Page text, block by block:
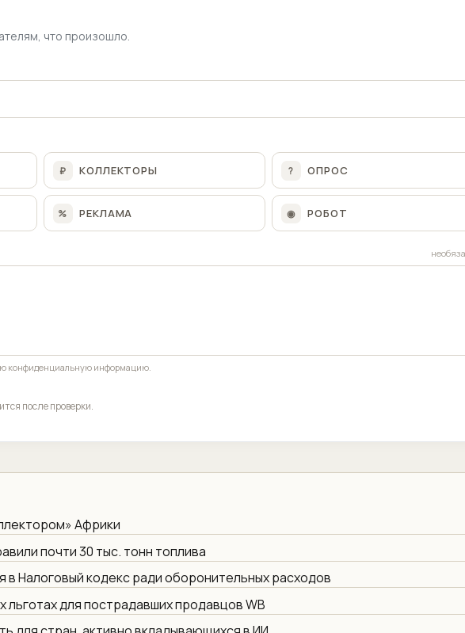
что произошло.
₽ КОЛЛЕКТОРЫ ? ОПРОС
% РЕКЛАМА ◉ РОБОТ
конфиденциальную информацию.
после проверки.
Африки
почти 30 тыс. тонн топлива
Налоговый кодекс ради оборонительных расходов
льготах для пострадавших продавцов WB